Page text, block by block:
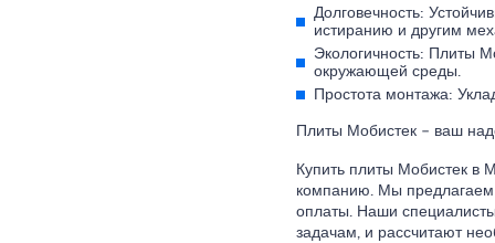
Долговечность:
истиранию и другим
Экологичность: Плиты
окружающей среды.
Простота монтажа:
Плиты Мобистек – ваш
Купить плиты Мобистек в
компанию. Мы предлагаем
оплаты. Наши
задачам, и рассчитают